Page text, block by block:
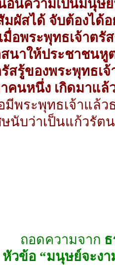
อันความเป็นมนุษ
มผัสได้ จับต้องได้
อพระพุทธเจ้าตรั
นาให้ประชาชนหูต
รู้ของพระพุทธเจ้
คนหนึ่ง เกิดมาแล้
พระพุทธเจ้าแล้ว
ษนับว่าเป็นแก้วรั
ถอดความจาก
หัวข้อ “มนุษย์จะง